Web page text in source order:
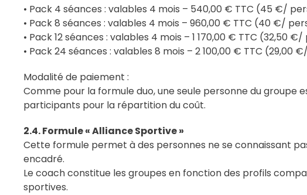
• Pack 4 séances : valables 4 mois – 540,00 € TTC (45 €/
• Pack 8 séances : valables 4 mois – 960,00 € TTC (40 €/
• Pack 12 séances : valables 4 mois – 1 170,00 € TTC (32,50
• Pack 24 séances : valables 8 mois – 2 100,00 € TTC (29,00
Modalité de paiement :
Comme pour la formule duo, une seule personne du
participants pour la répartition du coût.
2.4. Formule « Alliance Sportive »
Cette formule permet à des personnes ne se connaissant
encadré.
Le coach constitue les groupes en fonction des profils
sportives.